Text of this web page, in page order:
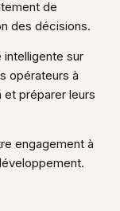
de
des décisions.
sur
opérateurs à
et préparer leurs
engagement à